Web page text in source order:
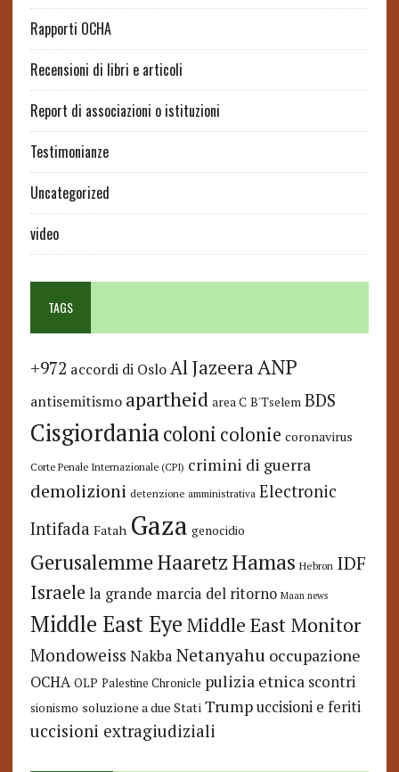
Rapporti OCHA
Recensioni di libri e articoli
Report di associazioni o istituzioni
Testimonianze
Uncategorized
video
TAGS
+972 accordi di Oslo Al JazeeraANP
antisemitismo apartheid area C B'Tselem BDS
Cisgiordaniacoloni colonie coronavirus
Corte Penale Internazionale (CPI) crimini di guerra
demolizioni detenzione amministrativa Electronic
Intifada Fatah Gaza genocidio
GerusalemmeHaaretzHamas Hebron IDF
Israele la grande marcia del ritorno Maan news
Middle East Eye Middle East Monitor
Mondoweiss Nakba Netanyahu occupazione
OCHA OLP Palestine Chronicle pulizia etnica scontri
sionismo soluzione a due Stati Trump uccisioni e feriti
uccisioni extragiudiziali